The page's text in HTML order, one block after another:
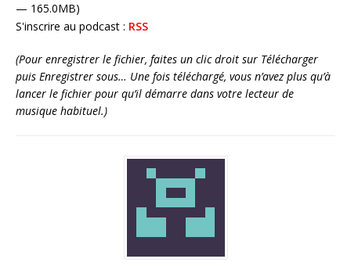
— 165.0MB)
S'inscrire au podcast : RSS
(Pour enregistrer le fichier, faites un clic droit sur Télécharger
puis Enregistrer sous… Une fois téléchargé, vous n’avez plus qu’à
lancer le fichier pour qu’il démarre dans votre lecteur de
musique habituel.)